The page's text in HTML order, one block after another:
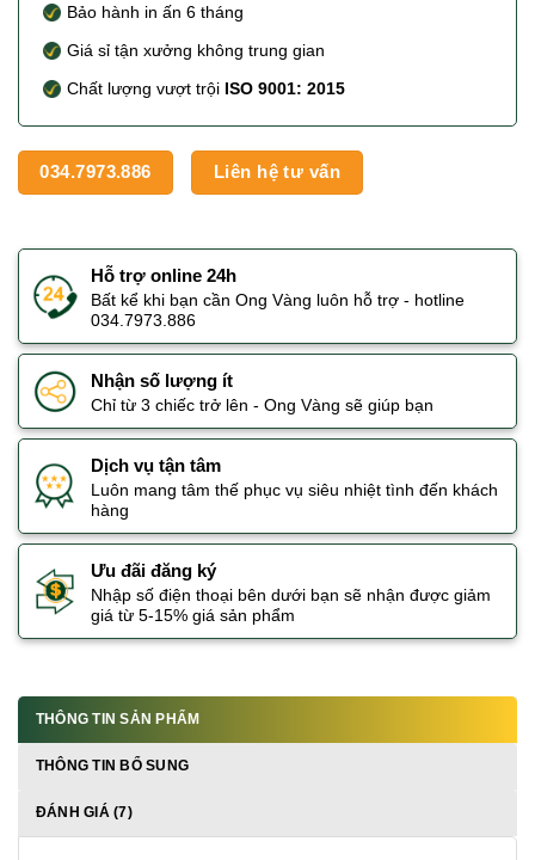
Bảo hành in ấn 6 tháng
Giá sỉ tận xưởng không trung gian
Chất lượng vượt trội ISO 9001: 2015
034.7973.886 Liên hệ tư vấn
Hỗ trợ online 24h
Bất kể khi bạn cần Ong Vàng luôn hỗ trợ - hotline
034.7973.886
Nhận số lượng ít
Chỉ từ 3 chiếc trở lên - Ong Vàng sẽ giúp bạn
Dịch vụ tận tâm
Luôn mang tâm thế phục vụ siêu nhiệt tình đến khách
hàng
Ưu đãi đăng ký
Nhập số điện thoại bên dưới bạn sẽ nhận được giảm
giá từ 5-15% giá sản phẩm
THÔNG TIN SẢN PHẨM
THÔNG TIN BỔ SUNG
ĐÁNH GIÁ (7)